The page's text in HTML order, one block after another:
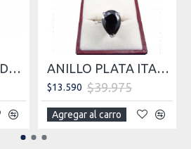
ANILLO CUADRADO CRISTAL AZUL ANILLO PLATA ITALIANA
$13.590 $39.975
Agregar al carro